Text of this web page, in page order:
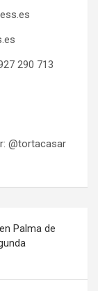
290 713
@tortacasar
Palma de